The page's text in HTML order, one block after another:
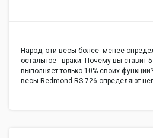
Народ, эти весы более- менее
остальное - враки. Почему вы ставит
выполняет только 10% своих
весы Redmond RS 726 определяют